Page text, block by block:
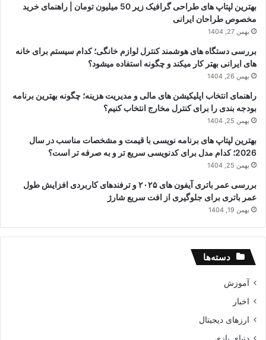
بهترین لپتاپ های طراحی گرافیک زیر 50 میلیون تومان | راهنمای خرید
مخصوص طراحان ایرانی
بهمن 27, 1404
بررسی دستگاه های هوشمند کنترل لوازم خانگی؛ کدام سیستم برای خانه
های ایرانی بهتر کار میکند و چگونه استفاده میشود؟
بهمن 26, 1404
راهنمای انتخاب اپلیکیشن های مالی و مدیریت هزینه؛ چگونه بهترین برنامه
بودجه بندی را برای کنترل مخارج انتخاب کنیم؟
بهمن 25, 1404
بهترین لپتاپ های برنامه نویسی با قیمت و مشخصات مناسب در سال
2026؛ کدام مدل برای کدنویسی سریع تر و به صرفه تر است؟
بهمن 25, 1404
بررسی عمر باتری آیفون های ۲۰۲۵ و ترفندهای کاربردی افزایش طول
عمر باتری برای جلوگیری از افت سریع شارژ
بهمن 19, 1404
دسته‌ها
آموزش
اخبار
ارزهای دیجیتال
دنیای بازی